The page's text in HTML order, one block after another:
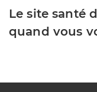
Le site santé
quand vous